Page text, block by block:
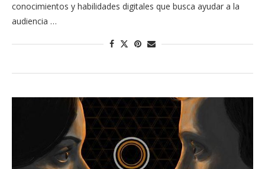
conocimientos y habilidades digitales que busca ayudar a la
audiencia …